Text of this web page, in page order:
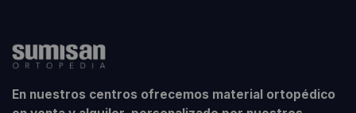
En nuestros centros ofrecemos material ortopédico